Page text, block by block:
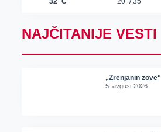
NAJČITANIJE VESTI
„Zrenjanin zove“
5. avgust 2026.